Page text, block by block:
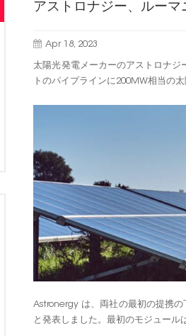
アストロナジー、ルー
Apr 18, 2023
太陽光発電メーカーのアストロナジ
トのパイプラインに200MW相当の
Astronergy は、両社の最初の提携の
と発表しました。最初のモジュール